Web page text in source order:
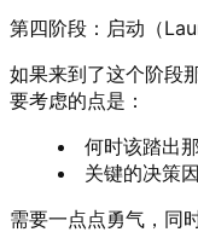
第四阶段：启动（
如果来到了这个阶段
要考虑的点是：
何时该踏出那
关键的决策
需要一点点勇气，同